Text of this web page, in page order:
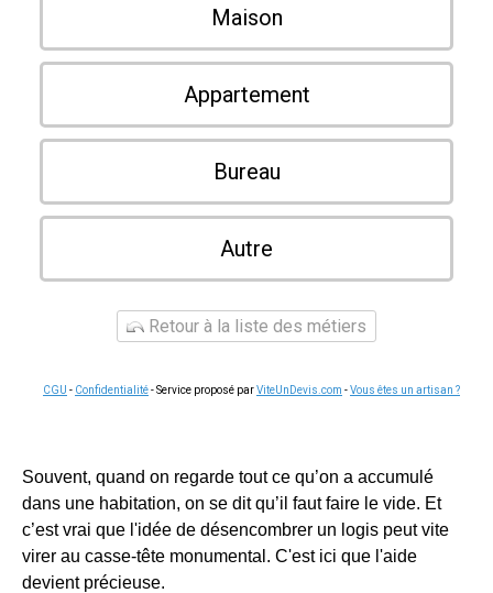
Maison
Appartement
Bureau
Autre
Retour à la liste des métiers
CGU - Confidentialité- Service proposé parViteUnDevis.com -Vous êtes un artisan ?
Souvent, quand on regarde tout ce qu’on a accumulé
dans une habitation, on se dit qu’il faut faire le vide. Et
c’est vrai que l'idée de désencombrer un logis peut vite
virer au casse-tête monumental. C'est ici que l'aide
devient précieuse.